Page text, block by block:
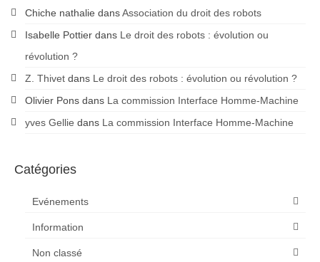
Chiche nathalie dansAssociation du droit des robots
Isabelle Pottier dans Le droit des robots : évolution ou
révolution ?
Z. Thivet dans Le droit des robots : évolution ou révolution ?
Olivier Pons dans La commission Interface Homme-Machine
yves Gellie dans La commission Interface Homme-Machine
Catégories
Evénements
Information
Non classé